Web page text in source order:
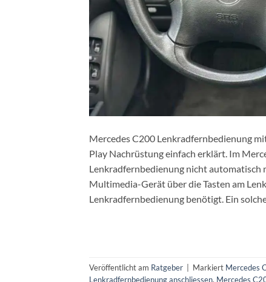
Mercedes C200 Lenkradfernbedienung
Play Nachrüstung einfach erklärt. Im
Lenkradfernbedienung nicht
Multimedia-Gerät über die Tasten am
Lenkradfernbedienung benötigt. Ein
Veröffentlicht am Ratgeber Markiert Mercedes
Lenkradfernbedienung anschliessen, Mercedes